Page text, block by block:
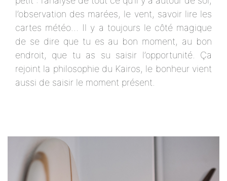
l’observation des marées, le vent, savoir lire les
cartes météo… Il y a toujours le côté magique
de se dire que tu es au bon moment, au bon
endroit, que tu as su saisir l’opportunité. Ça
rejoint la philosophie du Kairos, le bonheur vient
aussi de saisir le moment présent.